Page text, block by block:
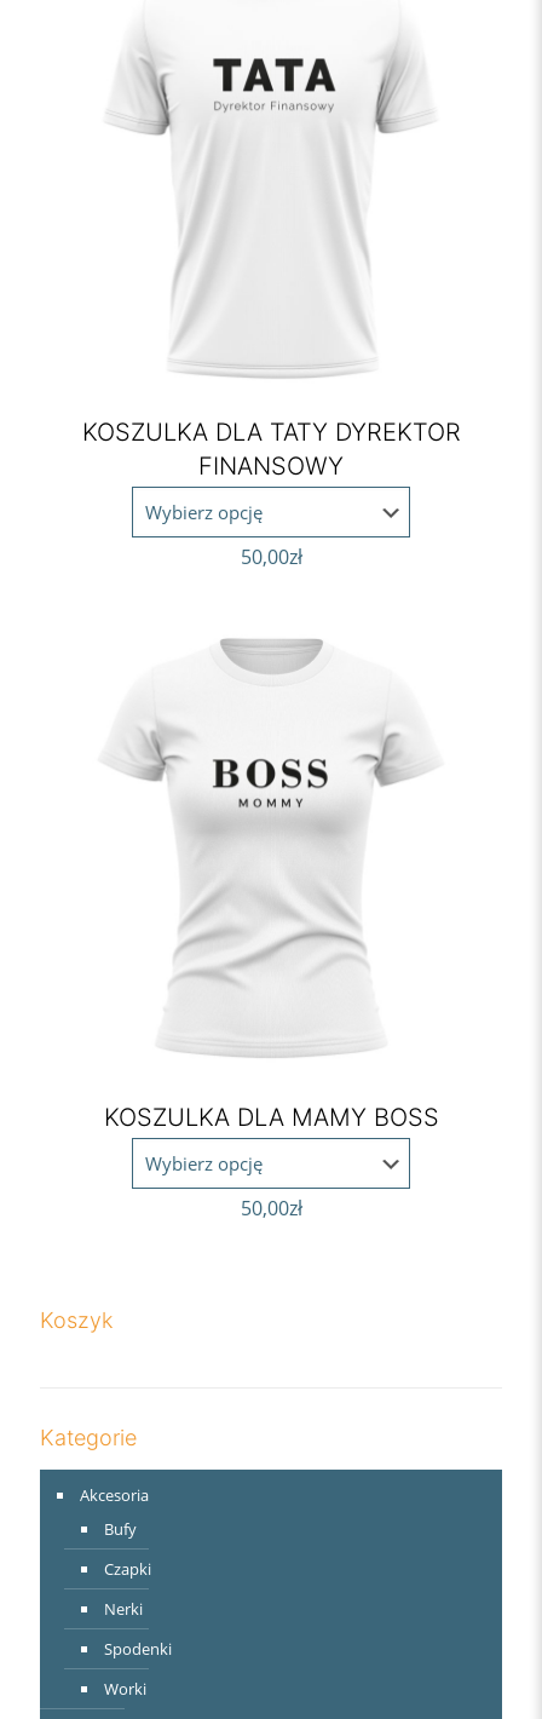
KOSZULKA DLA TATY DYREKTOR
FINANSOWY
50,00zł
KOSZULKA DLA MAMY BOSS
50,00zł
Koszyk
Kategorie
Akcesoria
Bufy
Czapki
Nerki
Spodenki
Worki